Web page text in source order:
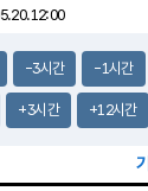
3.6m/s
-3시간 -1시간
+3시간 +12시간